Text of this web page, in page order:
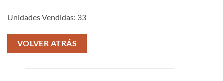
Unidades Vendidas: 33
VOLVER ATRÁS